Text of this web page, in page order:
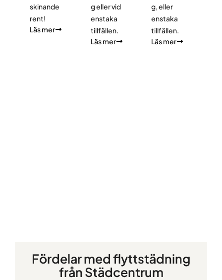
skinande
rent!
Läs mer
g eller vid
enstaka
tillfällen.
Läs mer
g, eller
enstaka
tillfällen.
Läs mer
Fördelar med flyttstädning
från Städcentrum